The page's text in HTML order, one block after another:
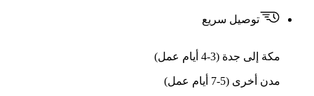
توصيل سريع
مكة إلى جدة (3-4 أيام عمل)
مدن أخرى (5-7 أيام عمل)